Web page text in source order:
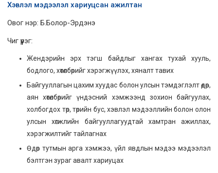
Хэвлэл мэдээлэл хариуцсан ажилтан
Овог нэр: Б.Болор-Эрдэнэ
Чиг үүрэг:
Жендэрийн эрх тэгш байдлыг хангах тухай хууль,
бодлого, хөтөлбөрийг хэрэгжүүлэх, хяналт тавих
Байгууллагын цахим хуудас болон улсын тэмдэглэлт өдөр,
аян хөтөлбөрийг үндэсний хэмжээнд зохион байгуулах,
холбогдох төр, төрийн бус, хэвлэл мэдээллийн болон олон
улсын хөгжлийн байгууллагуудтай хамтран ажиллах,
хэрэгжилтийг тайлагнах
Өдөр тутмын арга хэмжээ, үйл явдлын мэдээ мэдээлэл
бэлтгэн зураг авалт хариуцах